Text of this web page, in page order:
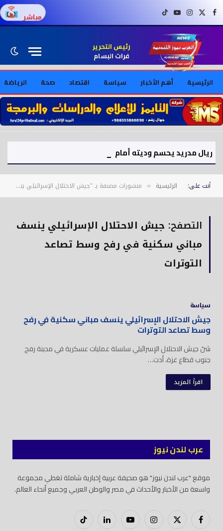
فيسبوكX (Twitter)
إنستغراميوتيوبتيك توك مباشر
رئيس التحرير
فرات البسام
الرئيسية أهم الأخبار سياسة اقتصاد صحة الرياضة
أنت على: الرئيسية » منشورات مصنفة بـ "جيش الاحتلال الإسرائيلي ينسف مباني سكنية في رفح وسط تصاعد التوترات"
التصفح: جيش الاحتلال الإسرائيلي ينسف
مباني سكنية في رفح وسط تصاعد
التوترات
سياسة
جيش الاحتلال الإسرائيلي ينسف مباني سكنية في رفح
وسط تصاعد التوترات
شنّ جيش الاحتلال الإسرائيلي سلسلة عمليات عسكرية في مدينة رفح
جنوب قطاع غزة، أدت…
اقرأ المزيد
عرب لندن نيوز
موقع "عرب لندن نيوز" هو صحيفة عربية إخبارية شاملة تغطي مجموعة
واسعة من الأخبار والأحداث في مصر والوطن العربي وجميع أنحاء العالم.
فيسبوكX
إنستغراميوتيوب لينكدود
تيك